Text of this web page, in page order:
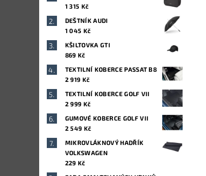
1 315 Kč
DEŠTNÍK AUDI
1 045 Kč
KŠILTOVKA GTI
869 Kč
TEXTILNÍ KOBERCE PASSAT B8
2 919 Kč
TEXTILNÍ KOBERCE GOLF VII
2 999 Kč
GUMOVÉ KOBERCE GOLF VII
2 549 Kč
MIKROVLÁKNOVÝ HADŘÍK
VOLKSWAGEN
229 Kč